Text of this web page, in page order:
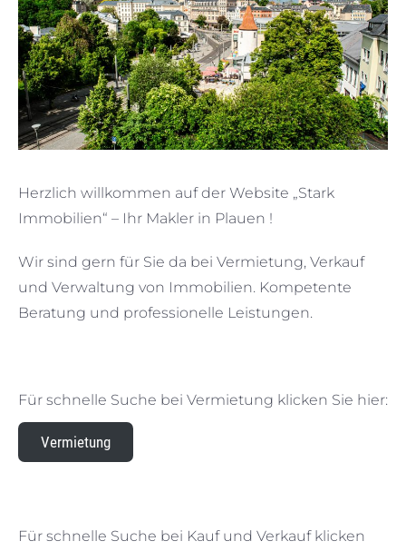
Herzlich willkommen auf der Website „Stark
Immobilien“ – Ihr Makler in Plauen !
Wir sind gern für Sie da bei Vermietung, Verkauf
und Verwaltung von Immobilien. Kompetente
Beratung und professionelle Leistungen.
Für schnelle Suche bei Vermietung klicken Sie hier:
Vermietung
Für schnelle Suche bei Kauf und Verkauf klicken